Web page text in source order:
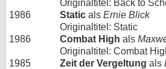
Originaltitel: Back to
1986
Static als Ernie Blick
Originaltitel: Static
1986
Combat High als
Originaltitel: Combat
1985
Zeit der Vergeltung als